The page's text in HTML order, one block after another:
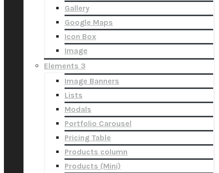
Gallery
Google Maps
Icon Box
Image
Elements 3
Image Banners
Lists
Modals
Portfolio Carousel
Pricing Table
Products column
Products (Mini)